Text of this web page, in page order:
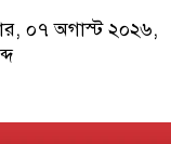
০৭ অগাস্ট ২০২৬,